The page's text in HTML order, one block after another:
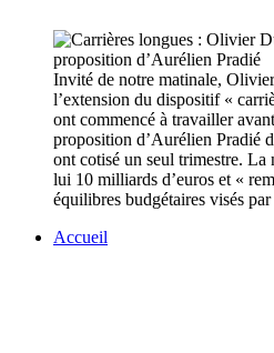
Invité de notre matinale,
l’extension du dispositif «
ont commencé à travailler
proposition d’Aurélien Pradié
ont cotisé un seul trimestre. La
lui 10 milliards d’euros et «
équilibres budgétaires visés
Accueil